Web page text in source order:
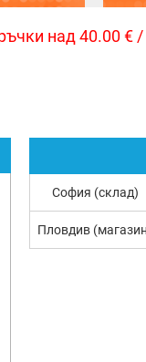
над 40.00
София (склад)
Пловдив